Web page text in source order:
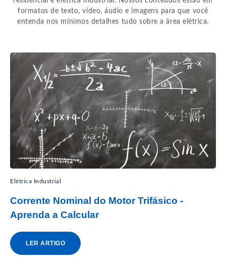
formatos de texto, vídeo, áudio e imagens para que você
entenda nos mínimos detalhes tudo sobre a área elétrica.
Elétrica Industrial
Corrente Nominal do Motor Trifásico -
Aprenda a Calcular
LER ARTIGO